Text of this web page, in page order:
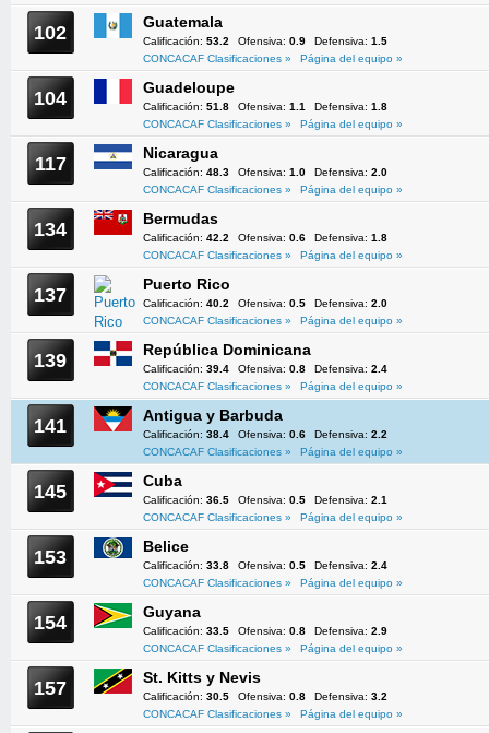
102 Guatemala
Calificación: 53.2 Ofensiva: 0.9 Defensiva: 1.5
CONCACAF Clasificaciones »
Página del equipo »
104 Guadeloupe
Calificación: 51.8 Ofensiva: 1.1 Defensiva: 1.8
CONCACAF Clasificaciones »
Página del equipo »
117 Nicaragua
Calificación: 48.3 Ofensiva: 1.0 Defensiva: 2.0
CONCACAF Clasificaciones »
Página del equipo »
134 Bermudas
Calificación: 42.2 Ofensiva: 0.6 Defensiva: 1.8
CONCACAF Clasificaciones »
Página del equipo »
137 Puerto Rico
Calificación: 40.2 Ofensiva: 0.5 Defensiva: 2.0
CONCACAF Clasificaciones »
Página del equipo »
139 República Dominicana
Calificación: 39.4 Ofensiva: 0.8 Defensiva: 2.4
CONCACAF Clasificaciones »
Página del equipo »
141 Antigua y Barbuda
Calificación: 38.4 Ofensiva: 0.6 Defensiva: 2.2
CONCACAF Clasificaciones »
Página del equipo »
145 Cuba
Calificación: 36.5 Ofensiva: 0.5 Defensiva: 2.1
CONCACAF Clasificaciones »
Página del equipo »
153 Belice
Calificación: 33.8 Ofensiva: 0.5 Defensiva: 2.4
CONCACAF Clasificaciones »
Página del equipo »
154 Guyana
Calificación: 33.5 Ofensiva: 0.8 Defensiva: 2.9
CONCACAF Clasificaciones »
Página del equipo »
157 St. Kitts y Nevis
Calificación: 30.5 Ofensiva: 0.8 Defensiva: 3.2
CONCACAF Clasificaciones »
Página del equipo »